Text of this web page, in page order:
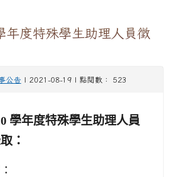
年度特殊學生助理人員徵
公告 | 2021-08-19 | 點閱數： 523
學年度特殊學生助理人員
：